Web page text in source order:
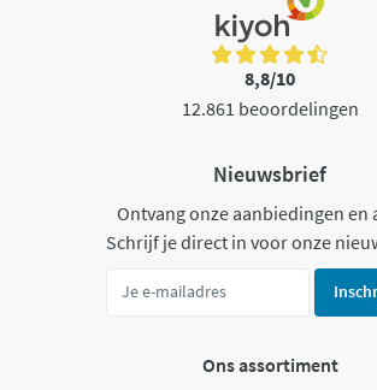
8,8/10
12.861 beoordelingen
Nieuwsbrief
Ontvang onze aanbiedingen en
Schrijf je direct in voor onze
Ons assortiment